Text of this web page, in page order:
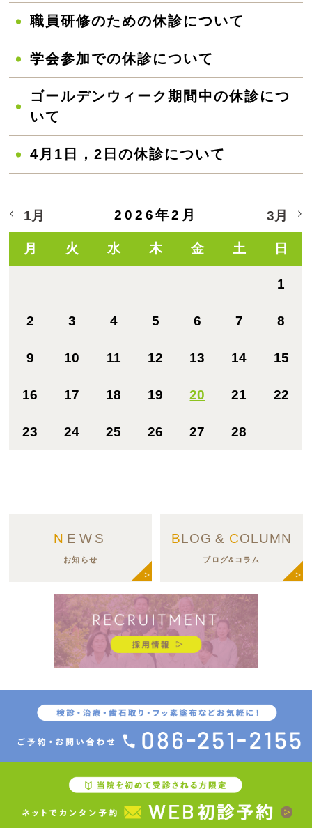
職員研修のための休診について
学会参加での休診について
ゴールデンウィーク期間中の休診につ
いて
4月1日，2日の休診について
2026年2月
月 火 水 木 金 土 日
1月 3月
1
2 3 4 5 6 7 8
9 10 11 12 13 14 15
16 17 18 19 20 21 22
23 24 25 26 27 28
N EWS
お知らせ
BLOG & COLUMN
ブログ&コラム